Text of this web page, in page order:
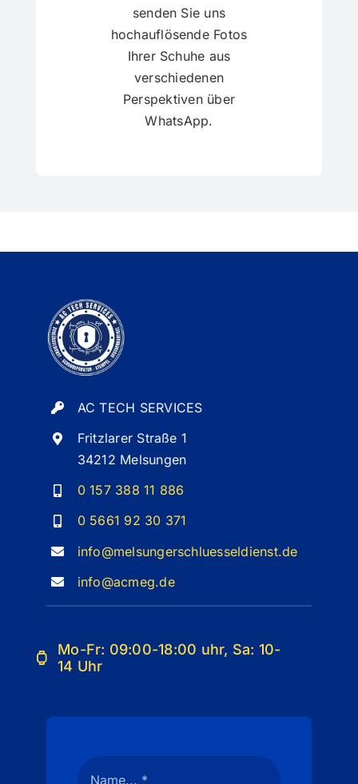
senden Sie uns
hochauflösende Fotos
Ihrer Schuhe aus
verschiedenen
Perspektiven über
WhatsApp.
AC TECH SERVICES
Fritzlarer Straße 1
34212 Melsungen
0 157 388 11 886
0 5661 92 30 371
info@melsungerschluesseldienst.de
info@acmeg.de
Mo-Fr: 09:00-18:00 uhr, Sa: 10-
14 Uhr